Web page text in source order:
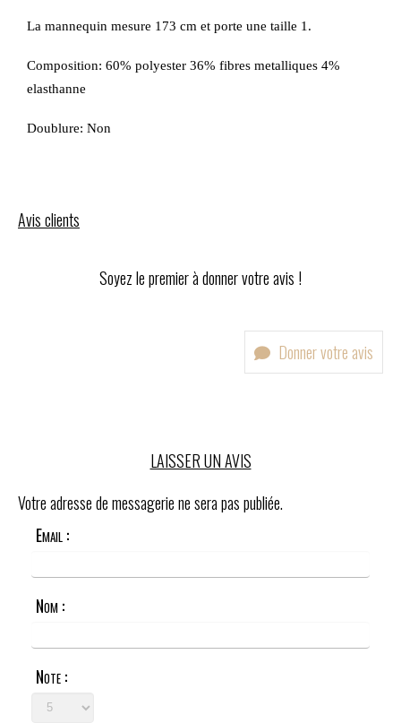
La mannequin mesure 173 cm et porte une taille 1.
Composition: 60% polyester 36% fibres metalliques 4%
elasthanne
Doublure: Non
Avis clients
Soyez le premier à donner votre avis !
Donner votre avis
LAISSER UN AVIS
Votre adresse de messagerie ne sera pas publiée.
Email :
Nom :
Note :